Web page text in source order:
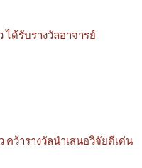
ด้รับรางวัลอาจารย์
ว้ารางวัลนำเสนอวิจัยดีเด่น